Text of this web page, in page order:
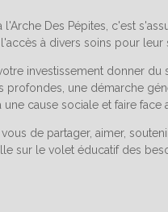
l'Arche Des Pépites, c'est
à divers soins pour
investissement donner du
profondes, une démarche
cause sociale et faire face
vous de partager, aimer,
sur le volet éducatif des